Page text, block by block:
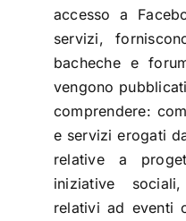
accesso a
servizi,
bacheche e
vengono
comprendere:
e servizi erogati
relative a
iniziative
relativi ad eventi